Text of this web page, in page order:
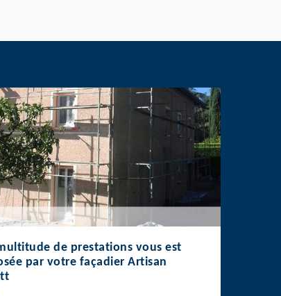
de prestations vous est
par votre façadier Artisan